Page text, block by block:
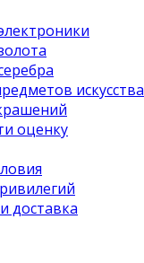
искусства
оценку
доставка